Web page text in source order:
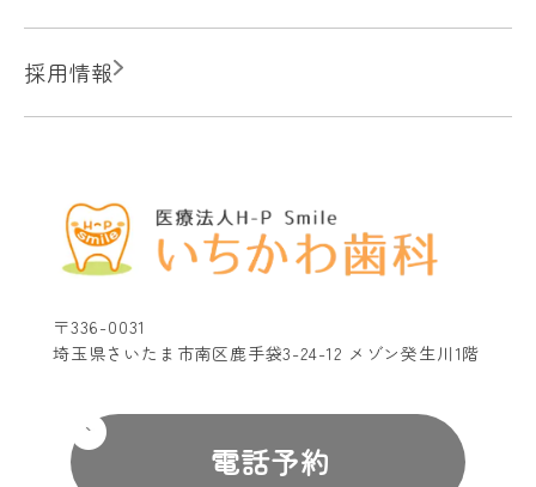
採用情報
〒336-0031
埼玉県さいたま市南区鹿手袋3-24-12 メゾン癸生川1階
電話予約